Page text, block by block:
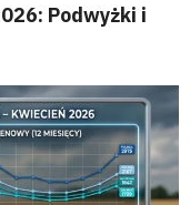
Podwyżki i